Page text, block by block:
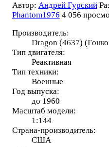
Автор: Андрей Гурский
Phantom1976 4 056
Производитель:
Dragon (4637)
Тип двигателя:
Реактивная
Тип техники:
Военные
Год выпуска:
до 1960
Масштаб модели:
1:144
Страна-производитель:
США